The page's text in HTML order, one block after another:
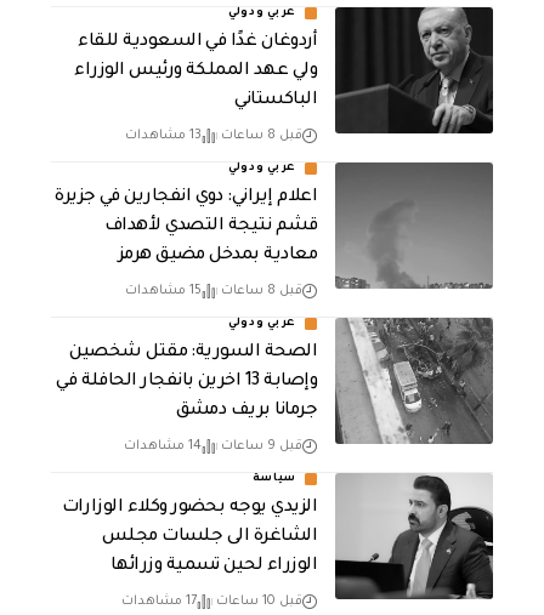
عربي ودولي
أردوغان غدًا في السعودية للقاء
ولي عهد المملكة ورئيس الوزراء
الباكستاني
قبل 8 ساعات 13 مشاهدات
عربي ودولي
اعلام إيراني: دوي انفجارين في جزيرة
قشم نتيجة التصدي لأهداف
معادية بمدخل مضيق هرمز
قبل 8 ساعات 15 مشاهدات
عربي ودولي
الصحة السورية: مقتل شخصين
وإصابة 13 اخرين بانفجار الحافلة في
جرمانا بريف دمشق
قبل 9 ساعات 14 مشاهدات
سياسة
الزيدي يوجه بحضور وكلاء الوزارات
الشاغرة الى جلسات مجلس
الوزراء لحين تسمية وزرائها
قبل 10 ساعات 17 مشاهدات